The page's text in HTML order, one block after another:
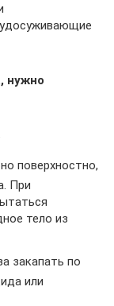
нужно
поверхностно,
При
тело из
закапать по
или